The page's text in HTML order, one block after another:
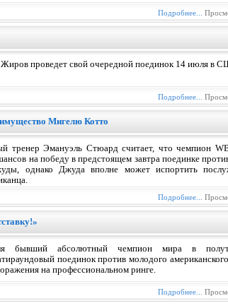
Подробнее...
проведет свой очередной поединок 14 июля в
Подробнее...
Мигелю Котто
тренер Эмануэль Стюард считает, что чемпион
на победу в предстоящем завтра поединке
однако Джуда вполне может испортить
Подробнее...
бывший абсолютный чемпион мира в
поединок против молодого
на профессиональном ринге.
Подробнее...